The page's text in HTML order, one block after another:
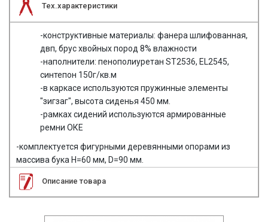
Тех.характеристики
-конструктивные материалы: фанера шлифованная,
двп, брус хвойных пород 8% влажности
-наполнители: пенополиуретан ST2536, EL2545,
синтепон 150г/кв.м
-в каркасе используются пружинные элементы
"зигзаг", высота сиденья 450 мм.
-рамках сидений используются армированные
ремни ОКЕ
-комплектуется фигурными деревянными опорами из
массива бука Н=60 мм, D=90 мм.
Описание товара